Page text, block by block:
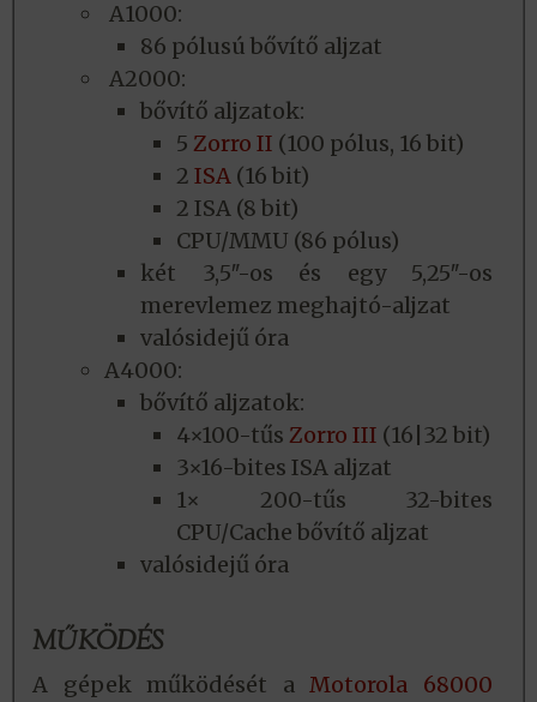
A1000:
86 pólusú bővítő aljzat
A2000:
bővítő aljzatok:
5 Zorro II (100 pólus, 16 bit)
2 ISA (16 bit)
2 ISA (8 bit)
CPU/MMU (86 pólus)
két 3,5″-os és egy 5,25″-os
merevlemez meghajtó-aljzat
valósidejű óra
A4000:
bővítő aljzatok:
4×100-tűs Zorro III (16|32 bit)
3×16-bites ISA aljzat
1× 200-tűs 32-bites
CPU/Cache bővítő aljzat
valósidejű óra
MŰKÖDÉS
A gépek működését aMotorola 68000